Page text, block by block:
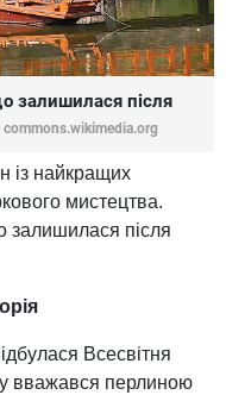
залишилася після
із найкращих
мистецтва.
залишилася після
Всесвітня
вважався перлиною